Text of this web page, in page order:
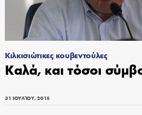
Κιλκισιώτικες κουβεντούλες
Καλά, και τόσοι
31 ΙΟΥΛΊΟΥ, 2018